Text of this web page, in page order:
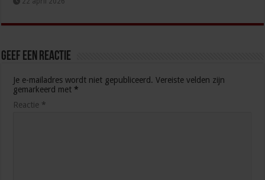
Geef een reactie
Je e-mailadres wordt niet gepubliceerd. Vereiste velden zijn
gemarkeerd met *
Reactie *